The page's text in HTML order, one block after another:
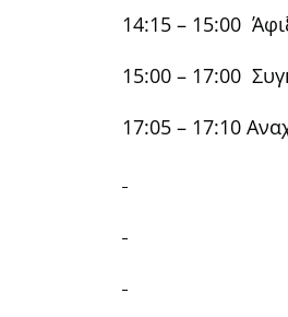
14:15 – 15:00
15:00 – 17:00
17:05 – 17:10